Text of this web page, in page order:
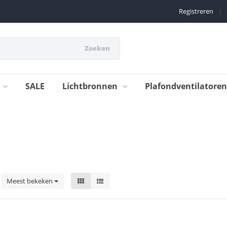
|
Registreren
Zoeken
SALE Lichtbronnen Plafondventilatoren
Meest bekeken